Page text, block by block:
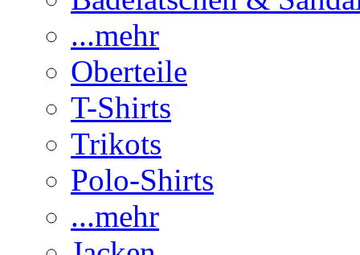
...mehr
Oberteile
T-Shirts
Trikots
Polo-Shirts
...mehr